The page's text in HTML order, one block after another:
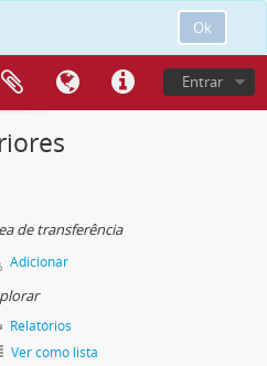
Ok
Entrar
de transferência
Adicionar
Relatórios
Ver como lista